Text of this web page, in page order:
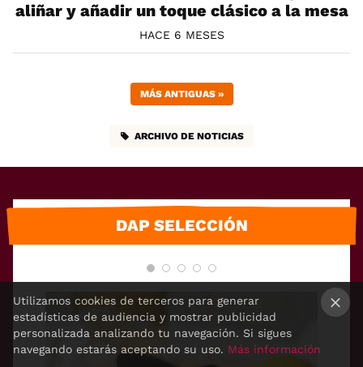
aliñar y añadir un toque clásico a la mesa
HACE 6 MESES
MÁS ANTIGUAS »
ARCHIVO DE NOTICIAS
DAP SELECCIÓN
Utilizamos cookies de terceros para generar
estadísticas de audiencia y mostrar publicidad
personalizada analizando tu navegación. Si sigues
navegando estarás aceptando su uso. Más información